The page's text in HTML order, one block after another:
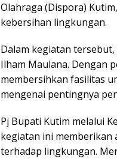
Olahraga (Dispora)
kebersihan lingkungan.
Dalam kegiatan
Ilham Maulana. Dengan
membersihkan fasilitas
mengenai pentingnya
Pj Bupati Kutim melalui
kegiatan ini memberikan
terhadap lingkungan.